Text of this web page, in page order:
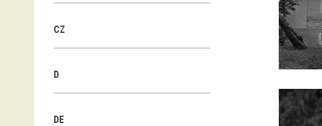
CZ
D
DE